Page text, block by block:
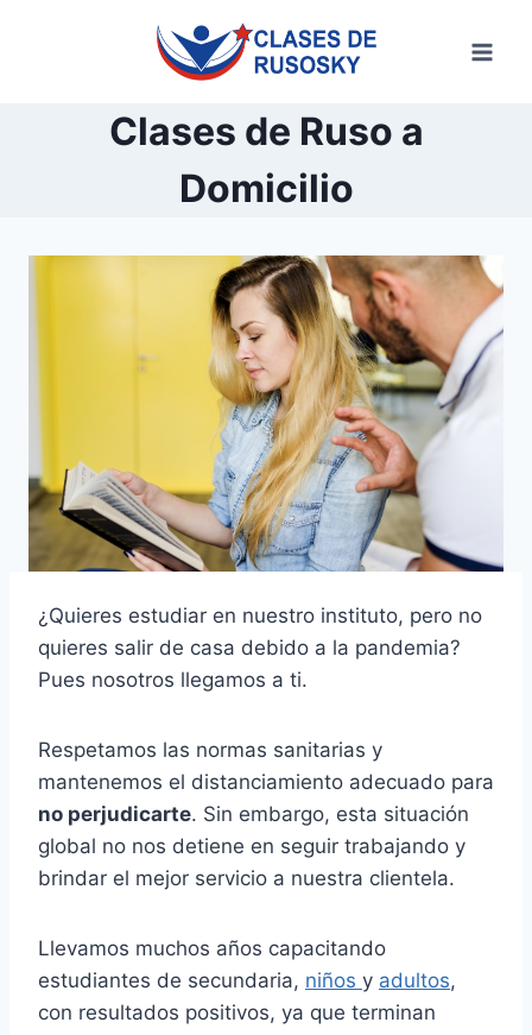
Clases de Ruso a
Domicilio
¿Quieres estudiar en nuestro instituto, pero no
quieres salir de casa debido a la pandemia?
Pues nosotros llegamos a ti.
Respetamos las normas sanitarias y
mantenemos el distanciamiento adecuado para
no perjudicarte. Sin embargo, esta situación
global no nos detiene en seguir trabajando y
brindar el mejor servicio a nuestra clientela.
Llevamos muchos años capacitando
estudiantes de secundaria, niños y adultos,
con resultados positivos, ya que terminan